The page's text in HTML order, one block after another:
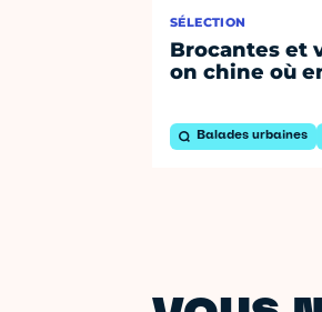
SÉLECTION
Brocantes et
on chine où
Balades urbaines